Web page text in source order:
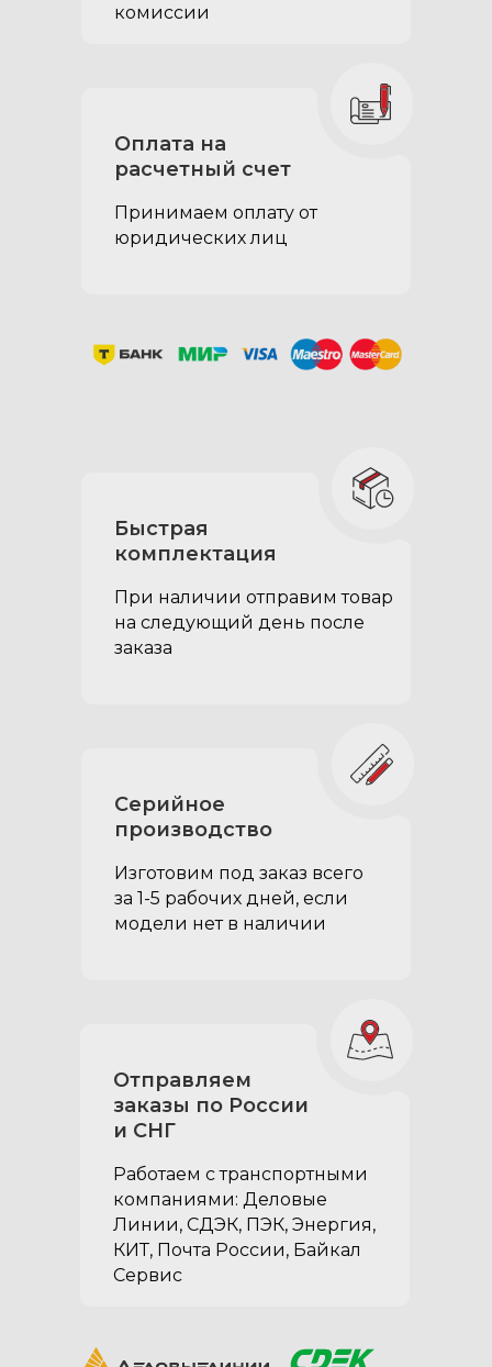
Оплата на
расчетный счет
Принимаем оплату от
юридических лиц
комиссии
Быстрая
комплектация
Отправляем
заказы по России
и СНГ
Серийное
производство
При наличии отправим товар
на следующий день после
заказа
Работаем с транспортными
компаниями: Деловые
Линии, СДЭК, ПЭК, Энергия,
КИТ, Почта России, Байкал
Сервис
Изготовим под заказ всего
за 1-5 рабочих дней, если
модели нет в наличии